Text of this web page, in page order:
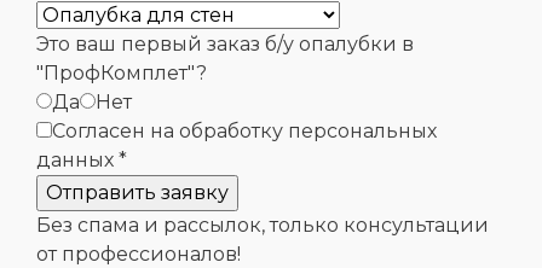
Это ваш первый заказ б/у опалубки в
"ПрофКомплет"?
Да
Нет
Согласен на обработку персональных
данных *
Без спама и рассылок, только консультации
от профессионалов!